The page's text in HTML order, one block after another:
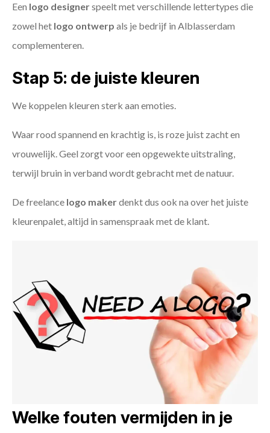
Een logo designerspeelt met verschillende lettertypes die
zowel het logo ontwerp als je bedrijf in Alblasserdam
complementeren.
Stap 5: de juiste kleuren
We koppelen kleuren sterk aan emoties.
Waar rood spannend en krachtig is, is roze juist zacht en
vrouwelijk. Geel zorgt voor een opgewekte uitstraling,
terwijl bruin in verband wordt gebracht met de natuur.
De freelance logo makerdenkt dus ook na over het juiste
kleurenpalet, altijd in samenspraak met de klant.
Welke fouten vermijden in je